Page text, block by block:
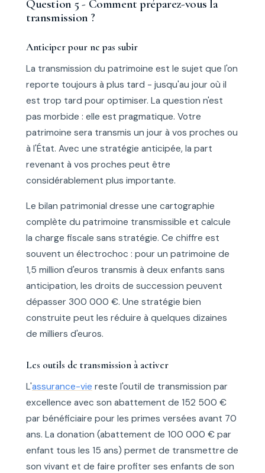
Question 5 - Comment préparez-vous la
transmission ?
Anticiper pour ne pas subir
La transmission du patrimoine est le sujet que l'on
reporte toujours à plus tard - jusqu'au jour où il
est trop tard pour optimiser. La question n'est
pas morbide : elle est pragmatique. Votre
patrimoine sera transmis un jour à vos proches ou
à l'État. Avec une stratégie anticipée, la part
revenant à vos proches peut être
considérablement plus importante.
Le bilan patrimonial dresse une cartographie
complète du patrimoine transmissible et calcule
la charge fiscale sans stratégie. Ce chiffre est
souvent un électrochoc : pour un patrimoine de
1,5 million d'euros transmis à deux enfants sans
anticipation, les droits de succession peuvent
dépasser 300 000 €. Une stratégie bien
construite peut les réduire à quelques dizaines
de milliers d'euros.
Les outils de transmission à activer
L'assurance-vie reste l'outil de transmission par
excellence avec son abattement de 152 500 €
par bénéficiaire pour les primes versées avant 70
ans. La donation (abattement de 100 000 € par
enfant tous les 15 ans) permet de transmettre de
son vivant et de faire profiter ses enfants de son